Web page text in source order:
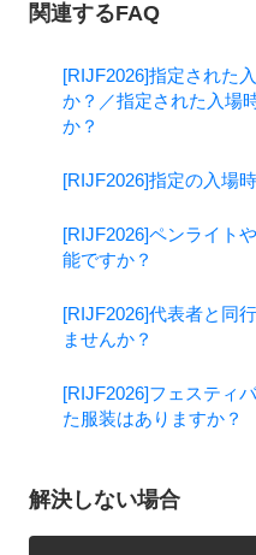
関連するFAQ
[RIJF2026]指定された
か？／指定された入場
か？
[RIJF2026]指定の入場
[RIJF2026]ペンライト
能ですか？
[RIJF2026]代表者と同
ませんか？
[RIJF2026]フェスティ
た服装はありますか？
解決しない場合